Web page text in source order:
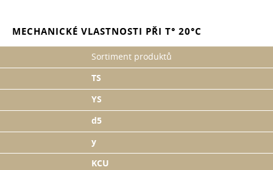
MECHANICKÉ VLASTNOSTI PŘI T° 20°С
Sortiment produktů
TS
YS
d5
y
KCU